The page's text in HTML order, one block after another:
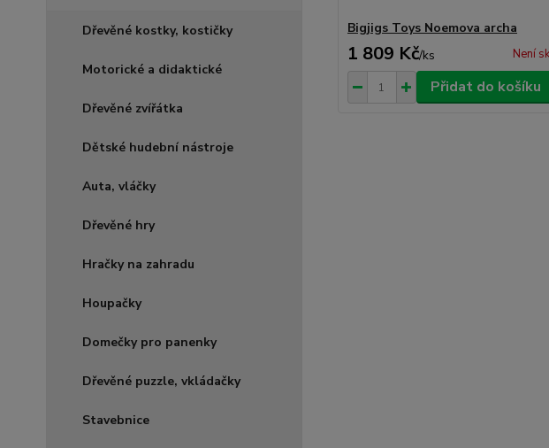
Dřevěné kostky, kostičky
Motorické a didaktické
Dřevěné zvířátka
Dětské hudební nástroje
Auta, vláčky
Dřevěné hry
Hračky na zahradu
Houpačky
Domečky pro panenky
Dřevěné puzzle, vkládačky
Stavebnice
Bigjigs Toys Noemova archa
1 809 Kč/ks Není
Přidat do košíku